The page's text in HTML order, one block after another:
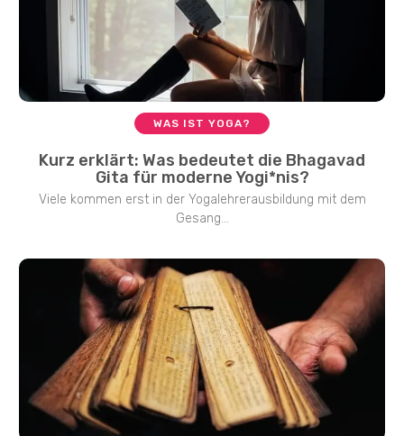
WAS IST YOGA?
Kurz erklärt: Was bedeutet die Bhagavad
Gita für moderne Yogi*nis?
Viele kommen erst in der Yogalehrerausbildung mit dem
Gesang...